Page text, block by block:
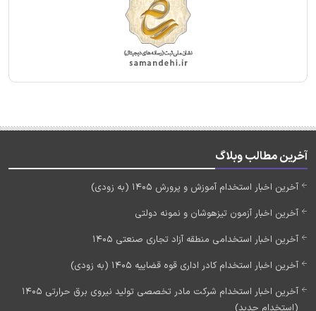
آخرین مطالب وبلاگ
آخرین اخبار استخدام آموزش و پرورش 1405 (به زودی)
آخرین اخبار آزمون تیزهوشان و نمونه دولتی
آخرین اخبار استخدامی منطقه آزاد تجاری صنعتی 1405
آخرین اخبار استخدام کادر اداری قوه قضاییه 1405 (به زودی)
آخرین اخبار استخدام شرکت مادر تخصصی تولید نیروی برق حرارتی 1405